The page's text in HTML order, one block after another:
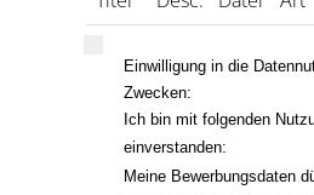
Einwilligung in die
Zwecken:
Ich bin mit folgenden
einverstanden:
Meine Bewerbungsdaten